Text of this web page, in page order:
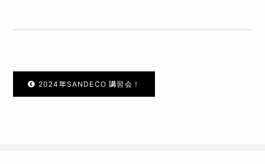
2024年SANDECO 講習会！